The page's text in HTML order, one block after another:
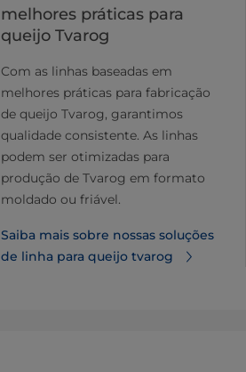
melhores práticas para
queijo Tvarog
Com as linhas baseadas em
melhores práticas para fabricação
de queijo Tvarog, garantimos
qualidade consistente. As linhas
podem ser otimizadas para
produção de Tvarog em formato
moldado ou friável.
Saiba mais sobre nossas soluções
de linha para queijo tvarog